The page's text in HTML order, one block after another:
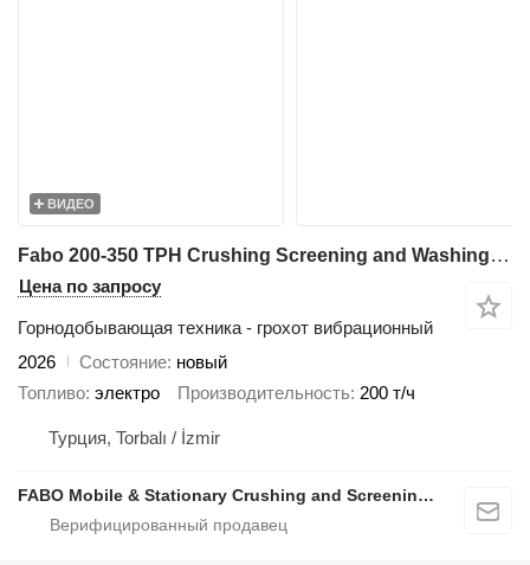
ВИДЕО
Fabo 200-350 TPH Crushing Screening and Washing Plant
Цена по запросу
Горнодобывающая техника - грохот вибрационный
2026
Состояние новый
Топливо электро Производительность 200 т/ч
Турция, Torbalı / İzmir
FABO Mobile & Stationary Crushing and Screening Plants | Concrete Batching Plants Manufacturer